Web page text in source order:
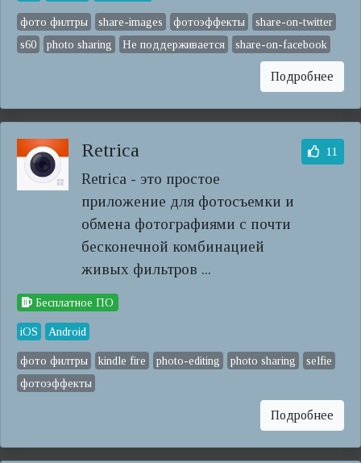
фото филтры share-images фотоэффекты
share-on-twitter
s60
photo sharing Не поддерживается share-on-facebook
Подробнее
Retrica
Retrica - это простое
приложение для фотосъемки и
обмена фотографиями с почти
бесконечной комбинацией
живых фильтров ...
11
Бесплатное ПО
iOS Android
фото филтры kindle fire photo-editing photo sharing
selfie
фотоэффекты
Подробнее